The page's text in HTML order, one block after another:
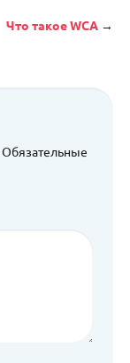
Что такое WCA →
Обязательные